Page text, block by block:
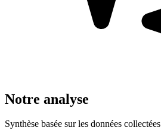
Notre analyse
Synthèse basée sur les données collectées